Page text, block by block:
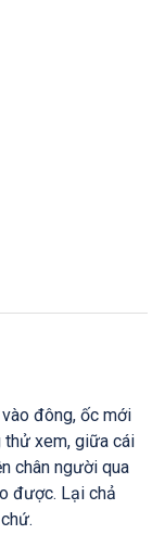
đông, ốc mới
xem, giữa cái
chân người qua
được. Lại chả